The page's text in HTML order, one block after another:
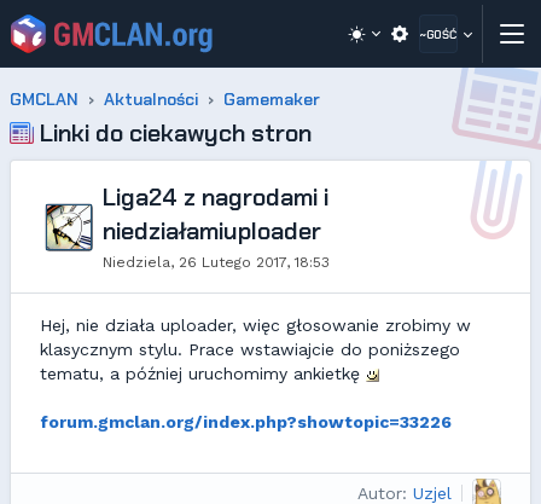
~GOŚĆ
GMCLAN Aktualności Gamemaker
Linki do ciekawych stron
Liga24 z nagrodami i
niedziałamiuploader
Niedziela, 26 Lutego 2017, 18:53
Hej, nie działa uploader, więc głosowanie zrobimy w
klasycznym stylu. Prace wstawiajcie do poniższego
tematu, a później uruchomimy ankietkę
forum.gmclan.org/index.php?showtopic=33226
Autor: Uzjel